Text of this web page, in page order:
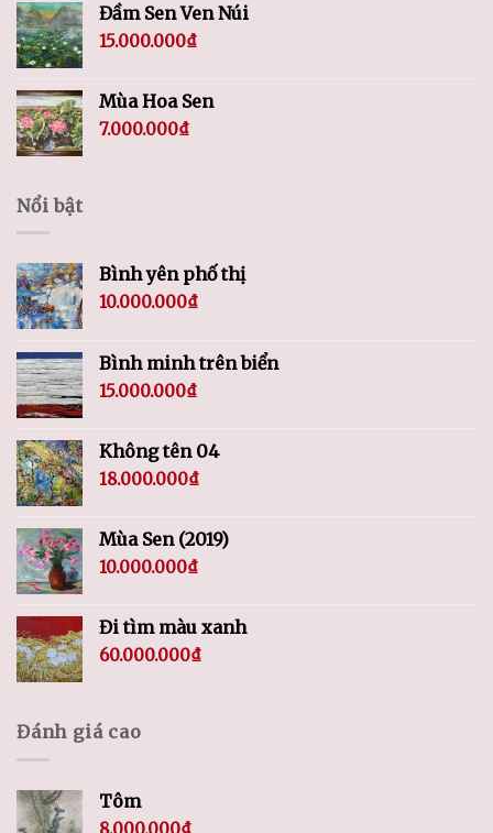
Đầm Sen Ven Núi
15.000.000₫
Mùa Hoa Sen
7.000.000₫
Nổi bật
Bình yên phố thị
10.000.000₫
Bình minh trên biển
15.000.000₫
Không tên 04
18.000.000₫
Mùa Sen (2019)
10.000.000₫
Đi tìm màu xanh
60.000.000₫
Đánh giá cao
Tôm